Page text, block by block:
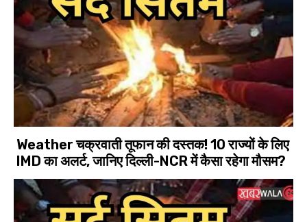
Weather चक्रवाती तूफान की दस्तक! 10 राज्यों के लिए
IMD का अलर्ट, जानिए दिल्ली-NCR में कैसा रहेगा मौसम?